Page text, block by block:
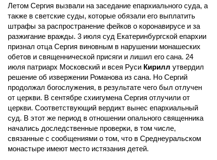
Летом Сергия вызвали на заседание епархиального суда, а
также в светские суды, которые обязали его выплатить
штрафы за распространение фейков о коронавирусе и за
разжигание вражды. 3 июля суд Екатеринбургской епархии
признал отца Сергия виновным в нарушении монашеских
обетов и священнической присяги и лишил его сана. 24
июля патриарх Московский и всея Руси Кирилл утвердил
решение об извержении Романова из сана. Но Сергий
продолжал богослужения, в результате чего был отлучен
от церкви. В сентябре схиигумена Сергия отлучили от
церкви. Соответствующий вердикт вынес епархиальный
суд. В этот же период в отношении опального священника
начались доследственные проверки, в том числе,
связанные с сообщениями о том, что в Среднеуральском
монастыре имеют место истязания детей.